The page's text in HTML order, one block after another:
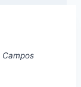
Campos